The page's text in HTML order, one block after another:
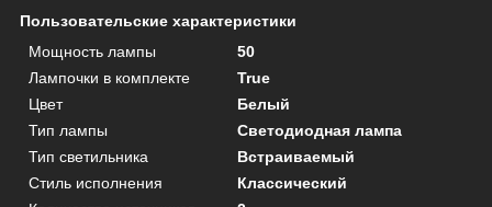
Пользовательские характеристики
Мощность лампы
50
Лампочки в комплекте
True
Цвет
Белый
Тип лампы
Светодиодная лампа
Тип светильника
Встраиваемый
Стиль исполнения
Классический